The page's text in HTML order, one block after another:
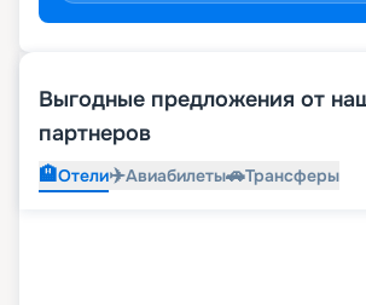
Выгодные предложения от
партнеров
🏨Отели✈️Авиабилеты🚗Трансферы